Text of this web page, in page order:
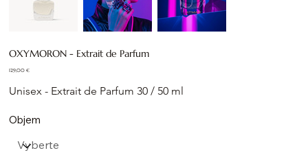
OXYMORON - Extrait de Parfum
Cena
129,00 €
Unisex - Extrait de Parfum 30 / 50 ml
Objem